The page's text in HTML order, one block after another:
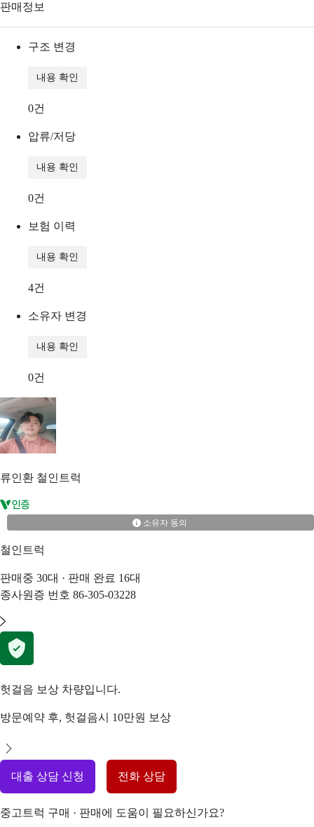
판매정보
구조 변경
내용 확인
0건
압류/저당
내용 확인
0건
보험 이력
내용 확인
4건
소유자 변경
내용 확인
0건
류인환 철인트럭
소유자 동의
철인트럭
판매중 30대 · 판매 완료 16대
종사원증 번호 86-305-03228
헛걸음 보상 차량입니다.
방문예약 후, 헛걸음시 10만원 보상
대출 상담 신청 전화 상담
중고트럭 구매 · 판매에 도움이 필요하신가요?